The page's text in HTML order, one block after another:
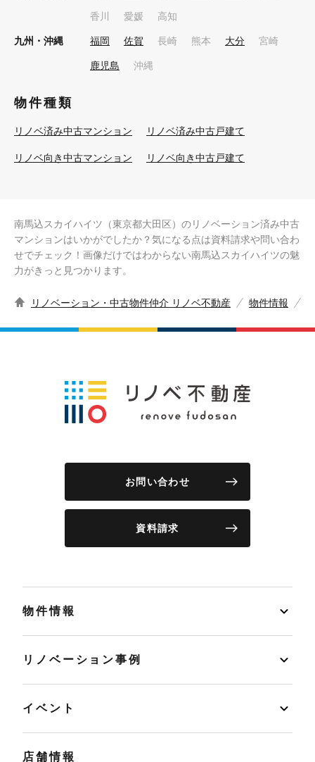
香川 愛媛 高知
九州・沖縄 福岡 佐賀 長崎 熊本 大分 宮崎
鹿児島 沖縄
物件種類
リノベ済み中古マンション リノベ済み中古戸建て
リノベ向き中古マンション リノベ向き中古戸建て
南馬込スカイハイツ（東京都大田区）のリノベーション済み中古
マンションはいかがでしたか？気になる点は資料請求や問い合わ
せでチェック！画像だけではわからない南馬込スカイハイツの魅
力がきっと見つかります。
リノベーション・中古物件仲介 リノベ不動産 物件情報
お問い合わせ
資料請求
物件情報
リノベーション事例
イベント
店舗情報